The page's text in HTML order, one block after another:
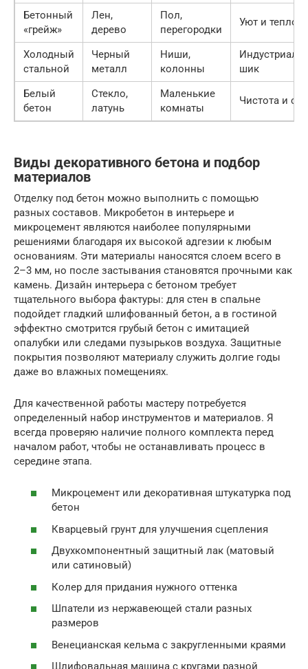
Бетонный
«грейж»
Лен,
дерево
Пол,
перегородки
Уют и теплота
Холодный
стальной
Черный
металл
Ниши,
колонны
шик
Белый
бетон
Стекло,
латунь
Маленькие
комнаты
Чистота и
Виды декоративного бетона и подбор
материалов
Отделку под бетон можно выполнить с помощью
разных составов. Микробетон в интерьере и
микроцемент являются наиболее популярными
решениями благодаря их высокой адгезии к любым
основаниям. Эти материалы наносятся слоем всего в
2–3 мм, но после застывания становятся прочными как
камень. Дизайн интерьера с бетоном требует
тщательного выбора фактуры: для стен в спальне
подойдет гладкий шлифованный бетон, а в гостиной
эффектно смотрится грубый бетон с имитацией
опалубки или следами пузырьков воздуха. Защитные
покрытия позволяют материалу служить долгие годы
даже во влажных помещениях.
Для качественной работы мастеру потребуется
определенный набор инструментов и материалов. Я
всегда проверяю наличие полного комплекта перед
началом работ, чтобы не останавливать процесс в
середине этапа.
Микроцемент или декоративная штукатурка под
бетон
Кварцевый грунт для улучшения сцепления
Двухкомпонентный защитный лак (матовый
или сатиновый)
Колер для придания нужного оттенка
Шпатели из нержавеющей стали разных
размеров
Венецианская кельма с закругленными краями
Шлифовальная машина с кругами разной